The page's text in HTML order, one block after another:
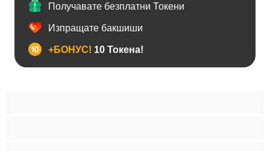
Получавате безплатни Токени
Изпращате бакшиши
+БОНУС! 10 Токена!